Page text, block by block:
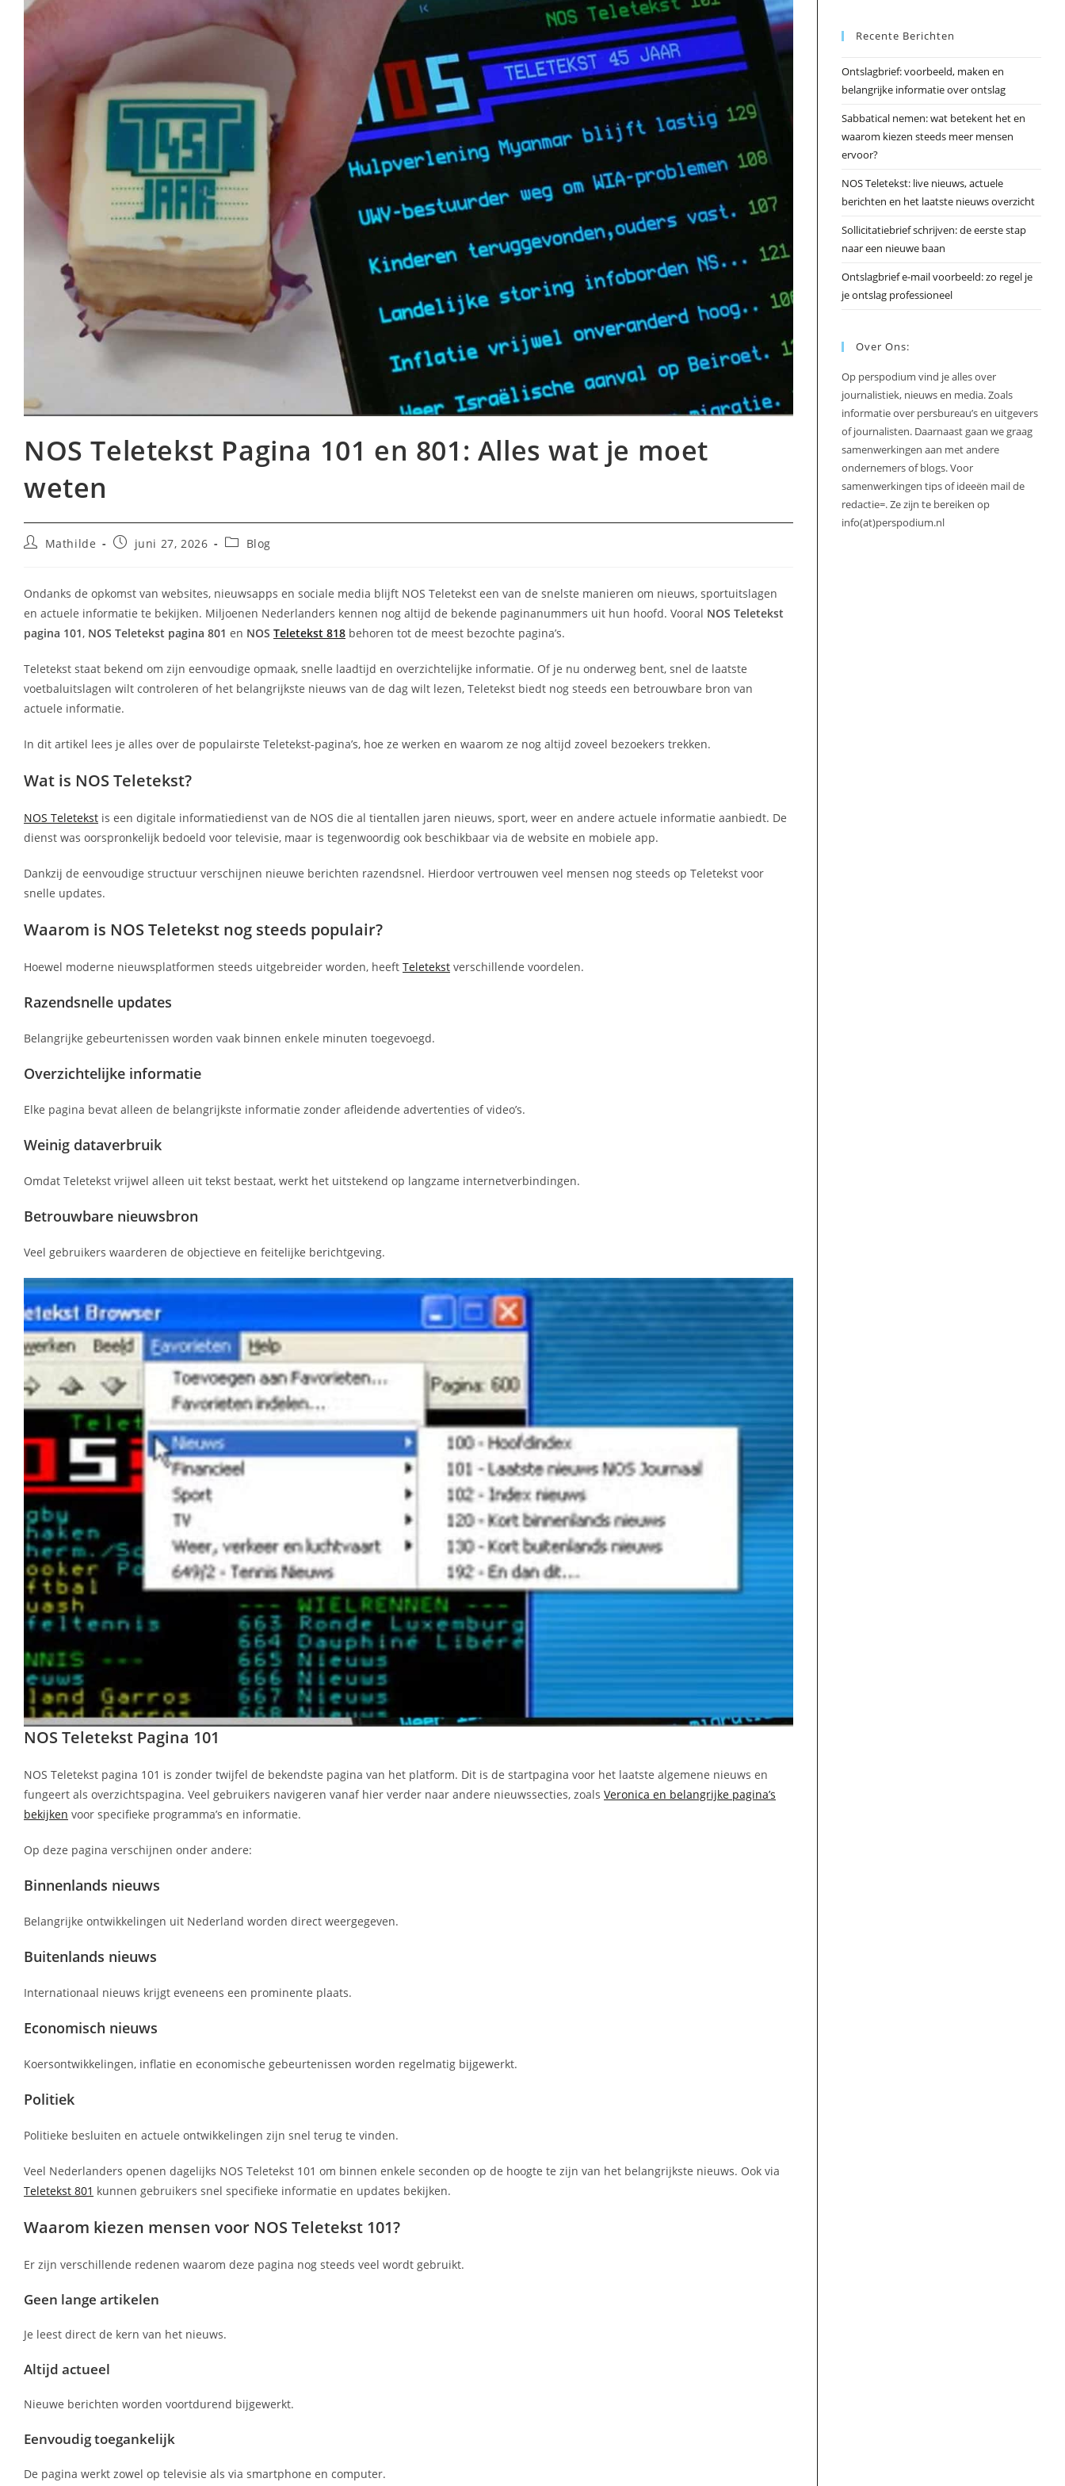
NOS Teletekst Pagina 101 en 801: Alles wat je moet
weten
BerichtMathilde
Berichtjuni 27, 2026 Berichtcategorie:
Blog
Ondanks de opkomst van websites, nieuwsapps en sociale media blijft NOS Teletekst een van de snelste manieren om nieuws, sportuitslagen
en actuele informatie te bekijken. Miljoenen Nederlanders kennen nog altijd de bekende paginanummers uit hun hoofd. Vooral NOS Teletekst
pagina 101, NOS Teletekst pagina 801 en NOS Teletekst 818 behoren tot de meest bezochte pagina’s.
Teletekst staat bekend om zijn eenvoudige opmaak, snelle laadtijd en overzichtelijke informatie. Of je nu onderweg bent, snel de laatste
voetbaluitslagen wilt controleren of het belangrijkste nieuws van de dag wilt lezen, Teletekst biedt nog steeds een betrouwbare bron van
actuele informatie.
In dit artikel lees je alles over de populairste Teletekst-pagina’s, hoe ze werken en waarom ze nog altijd zoveel bezoekers trekken.
Wat is NOS Teletekst?
NOS Teletekst is een digitale informatiedienst van de NOS die al tientallen jaren nieuws, sport, weer en andere actuele informatie aanbiedt. De
dienst was oorspronkelijk bedoeld voor televisie, maar is tegenwoordig ook beschikbaar via de website en mobiele app.
Dankzij de eenvoudige structuur verschijnen nieuwe berichten razendsnel. Hierdoor vertrouwen veel mensen nog steeds op Teletekst voor
snelle updates.
Waarom is NOS Teletekst nog steeds populair?
Hoewel moderne nieuwsplatformen steeds uitgebreider worden, heeft Teletekst verschillende voordelen.
Razendsnelle updates
Belangrijke gebeurtenissen worden vaak binnen enkele minuten toegevoegd.
Overzichtelijke informatie
Elke pagina bevat alleen de belangrijkste informatie zonder afleidende advertenties of video’s.
Weinig dataverbruik
Omdat Teletekst vrijwel alleen uit tekst bestaat, werkt het uitstekend op langzame internetverbindingen.
Betrouwbare nieuwsbron
Veel gebruikers waarderen de objectieve en feitelijke berichtgeving.
NOS Teletekst Pagina 101
NOS Teletekst pagina 101 is zonder twijfel de bekendste pagina van het platform. Dit is de startpagina voor het laatste algemene nieuws en
fungeert als overzichtspagina. Veel gebruikers navigeren vanaf hier verder naar andere nieuwssecties, zoals Veronica en belangrijke pagina’s
bekijken voor specifieke programma’s en informatie.
Op deze pagina verschijnen onder andere:
Binnenlands nieuws
Belangrijke ontwikkelingen uit Nederland worden direct weergegeven.
Buitenlands nieuws
Internationaal nieuws krijgt eveneens een prominente plaats.
Economisch nieuws
Koersontwikkelingen, inflatie en economische gebeurtenissen worden regelmatig bijgewerkt.
Politiek
Politieke besluiten en actuele ontwikkelingen zijn snel terug te vinden.
Veel Nederlanders openen dagelijks NOS Teletekst 101 om binnen enkele seconden op de hoogte te zijn van het belangrijkste nieuws. Ook via
Teletekst 801 kunnen gebruikers snel specifieke informatie en updates bekijken.
Waarom kiezen mensen voor NOS Teletekst 101?
Er zijn verschillende redenen waarom deze pagina nog steeds veel wordt gebruikt.
Geen lange artikelen
Je leest direct de kern van het nieuws.
Altijd actueel
Nieuwe berichten worden voortdurend bijgewerkt.
Eenvoudig toegankelijk
De pagina werkt zowel op televisie als via smartphone en computer.
Recente Berichten
Ontslagbrief: voorbeeld, maken en
belangrijke informatie over ontslag
Sabbatical nemen: wat betekent het en
waarom kiezen steeds meer mensen
ervoor?
NOS Teletekst: live nieuws, actuele
berichten en het laatste nieuws overzicht
Sollicitatiebrief schrijven: de eerste stap
naar een nieuwe baan
Ontslagbrief e-mail voorbeeld: zo regel je
je ontslag professioneel
Over Ons:
Op perspodium vind je alles over
journalistiek, nieuws en media. Zoals
informatie over persbureau’s en uitgevers
of journalisten. Daarnaast gaan we graag
samenwerkingen aan met andere
ondernemers of blogs. Voor
samenwerkingen tips of ideeën mail de
redactie=. Ze zijn te bereiken op
info(at)perspodium.nl